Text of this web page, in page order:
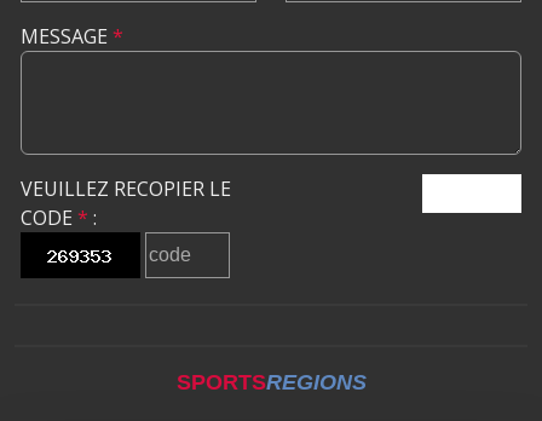
MESSAGE *
VEUILLEZ RECOPIER LE
CODE * :
SPORTSREGIONS